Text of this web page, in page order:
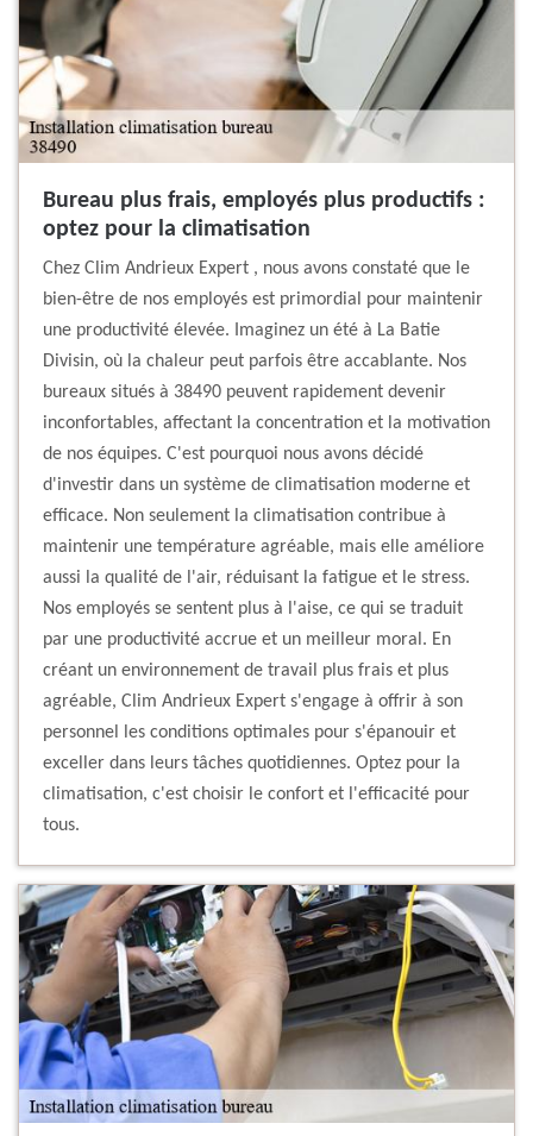
Bureau plus frais, employés plus productifs :
optez pour la climatisation
Chez Clim Andrieux Expert , nous avons constaté que le
bien-être de nos employés est primordial pour maintenir
une productivité élevée. Imaginez un été à La Batie
Divisin, où la chaleur peut parfois être accablante. Nos
bureaux situés à 38490 peuvent rapidement devenir
inconfortables, affectant la concentration et la motivation
de nos équipes. C'est pourquoi nous avons décidé
d'investir dans un système de climatisation moderne et
efficace. Non seulement la climatisation contribue à
maintenir une température agréable, mais elle améliore
aussi la qualité de l'air, réduisant la fatigue et le stress.
Nos employés se sentent plus à l'aise, ce qui se traduit
par une productivité accrue et un meilleur moral. En
créant un environnement de travail plus frais et plus
agréable, Clim Andrieux Expert s'engage à offrir à son
personnel les conditions optimales pour s'épanouir et
exceller dans leurs tâches quotidiennes. Optez pour la
climatisation, c'est choisir le confort et l'efficacité pour
tous.